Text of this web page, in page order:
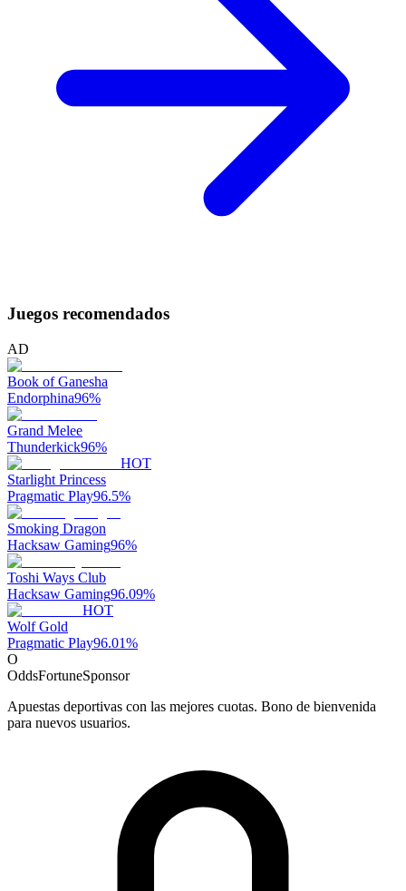
Juegos recomendados
AD
Book of Ganesha
Endorphina96%
Grand Melee
Thunderkick96%
HOT
Starlight Princess
Pragmatic Play96.5%
Smoking Dragon
Hacksaw Gaming96%
Toshi Ways Club
Hacksaw Gaming96.09%
HOT
Wolf Gold
Pragmatic Play96.01%
O
OddsFortuneSponsor
Apuestas deportivas con las mejores cuotas. Bono de bienvenida
para nuevos usuarios.